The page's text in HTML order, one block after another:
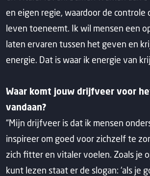
en eigen regie, waardoor de controle
leven toeneemt. Ik wil mensen een
laten ervaren tussen het geven en
energie. Dat is waar ik energie van
Waar komt jouw drijfveer voor
vandaan?
“Mijn drijfveer is dat ik mensen
inspireer om goed voor zichzelf te
zich fitter en vitaler voelen. Zoals je
kunt lezen staat er de slogan: ‘als je